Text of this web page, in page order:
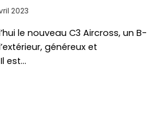
2023
le nouveau C3 Aircross, un B-
généreux et
est…